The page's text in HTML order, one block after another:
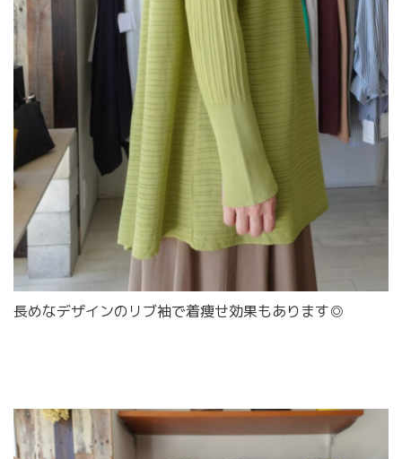
長めなデザインのリブ袖で着痩せ効果もあります◎